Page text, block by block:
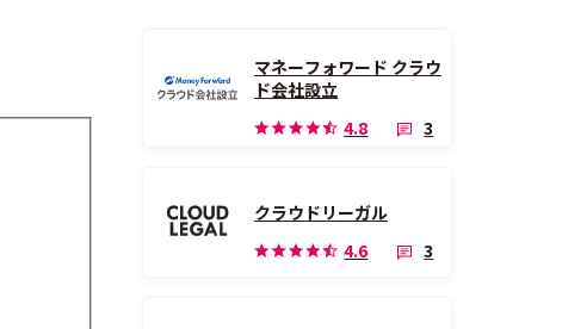
マネーフォワード クラウ
ド会社設立
4.8
3
クラウドリーガル
4.6
3